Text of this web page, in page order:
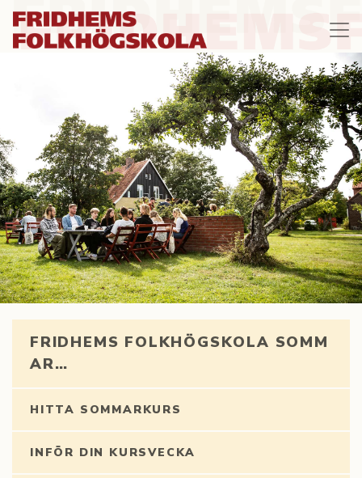
FRIDHEMS FOLKHÖGSKOLA SOMM
AR…
HITTA SOMMARKURS
INFÖR DIN KURSVECKA